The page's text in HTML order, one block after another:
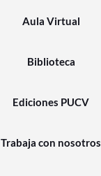
Aula Virtual
Biblioteca
Ediciones PUCV
Trabaja con nosotros